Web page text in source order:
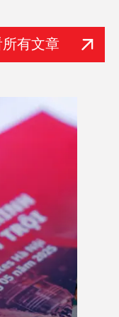
有文章